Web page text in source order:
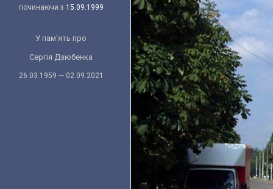
починаючи з 15.09.1999
У пам'ять про
Сергія Дзюбенка
26.03.1959 — 02.09.2021